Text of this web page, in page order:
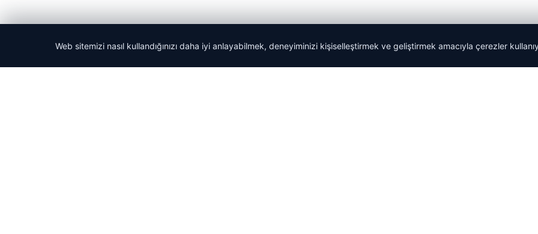
Web sitemizi nasıl kullandığınızı daha iyi anlayabilmek, deneyiminizi kişiselleştirmek ve geliştirmek amacıyla çerezler